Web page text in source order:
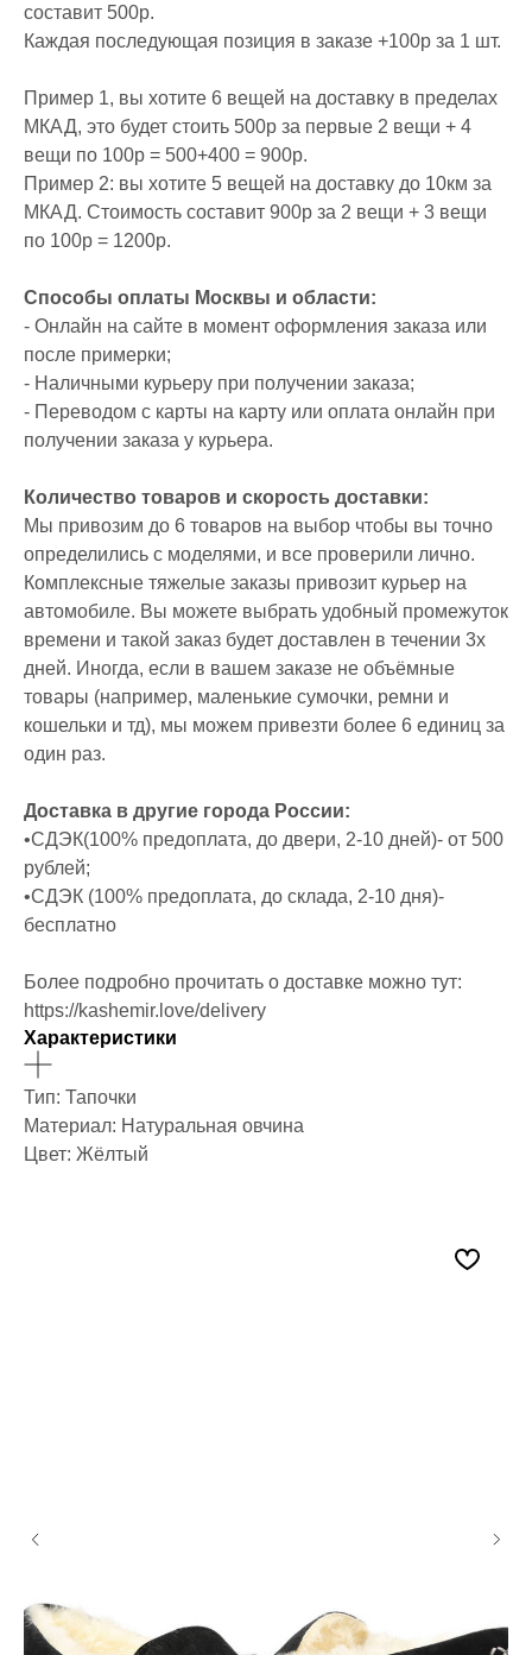
составит 500р.
Каждая последующая позиция в заказе +100р за 1 шт.
Пример 1, вы хотите 6 вещей на доставку в пределах
МКАД, это будет стоить 500р за первые 2 вещи + 4
вещи по 100р = 500+400 = 900р.
Пример 2: вы хотите 5 вещей на доставку до 10км за
МКАД. Стоимость составит 900р за 2 вещи + 3 вещи
по 100р = 1200р.
Способы оплаты Москвы и области:
- Онлайн на сайте в момент оформления заказа или
после примерки;
- Наличными курьеру при получении заказа;
- Переводом с карты на карту или оплата онлайн при
получении заказа у курьера.
Количество товаров и скорость доставки:
Мы привозим до 6 товаров на выбор чтобы вы точно
определились с моделями, и все проверили лично.
Комплексные тяжелые заказы привозит курьер на
автомобиле. Вы можете выбрать удобный промежуток
времени и такой заказ будет доставлен в течении 3х
дней. Иногда, если в вашем заказе не объёмные
товары (например, маленькие сумочки, ремни и
кошельки и тд), мы можем привезти более 6 единиц за
один раз.
Доставка в другие города России:
•СДЭК(100% предоплата, до двери, 2-10 дней)- от 500
рублей;
•СДЭК (100% предоплата, до склада, 2-10 дня)-
бесплатно
Более подробно прочитать о доставке можно тут:
https://kashemir.love/delivery
Характеристики
Тип: Тапочки
Материал: Натуральная овчина
Цвет: Жёлтый